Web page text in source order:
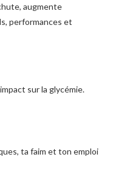
augmente
performances et
sur la glycémie.
ta faim et ton emploi